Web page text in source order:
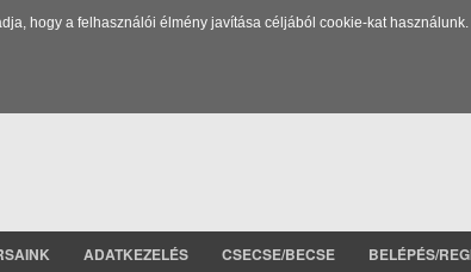
hogy a felhasználói élmény javítása céljából cookie-kat
ADATKEZELÉS CSECSE/BECSE BELÉPÉS/